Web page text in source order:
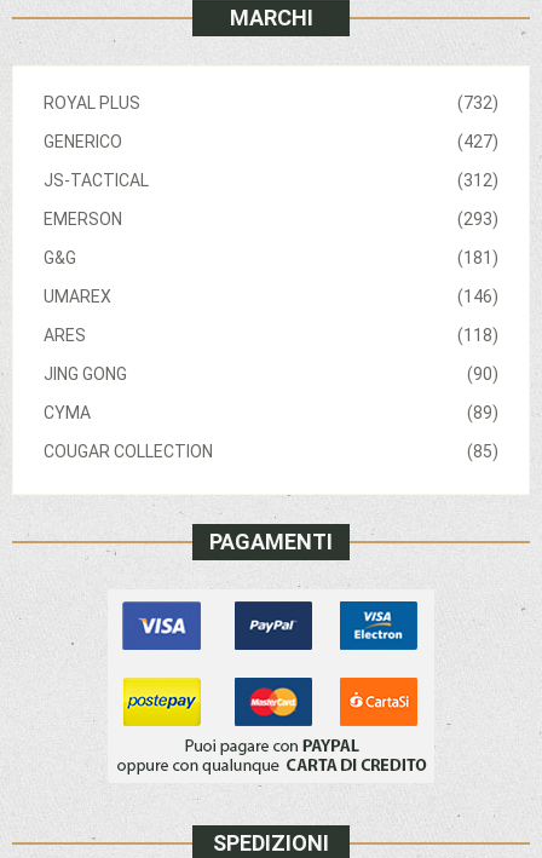
MARCHI
(732)
ROYAL PLUS
(427)
GENERICO
(312)
JS-TACTICAL
(293)
EMERSON
(181)
G&G
(146)
UMAREX
(118)
ARES
(90)
JING GONG
(89)
CYMA
(85)
COUGAR COLLECTION
PAGAMENTI
SPEDIZIONI